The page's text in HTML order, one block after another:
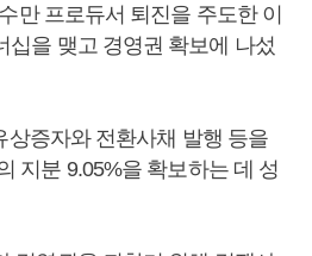
만 프로듀서 퇴진을 주도한 이
십을 맺고 경영권 확보에 나섰
상증자와 전환사채 발행 등을
지분 9.05%을 확보하는 데 성